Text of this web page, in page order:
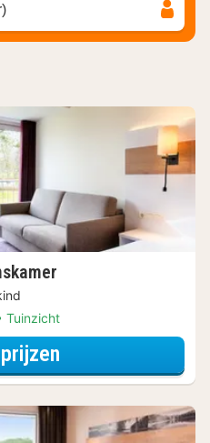
Tuinzicht
voor Verblijf &